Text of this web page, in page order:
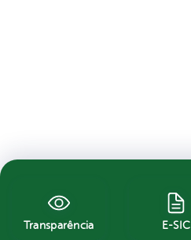
Transparência E-SIC